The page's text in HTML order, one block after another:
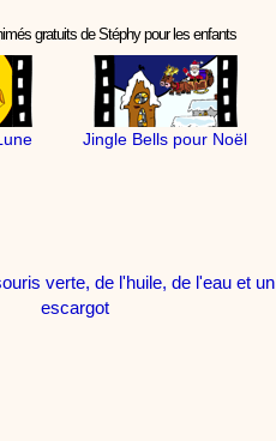
gratuits de Stéphy pour les enfants
Jingle Bells pour Noël
verte, de l'huile, de l'eau et un
escargot